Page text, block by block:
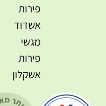
פירות
אשדוד
מגשי
פירות
אשקלון